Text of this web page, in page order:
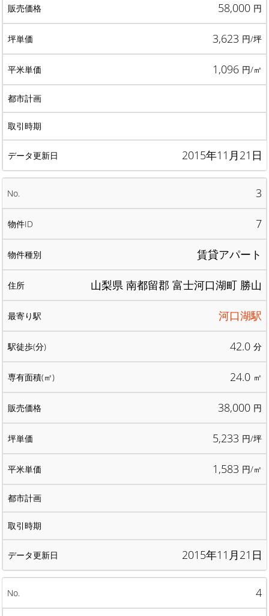
58,000 円
3,623 円/坪
1,096 円/㎡
2015年11月21日
3
7
賃貸アパート
山梨県 南都留郡 富士河口湖町 勝山
河口湖駅
42.0 分
24.0 ㎡
38,000 円
5,233 円/坪
1,583 円/㎡
2015年11月21日
4